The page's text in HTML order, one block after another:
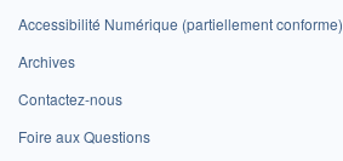
Accessibilité Numérique (partiellement conforme)
Archives
Contactez-nous
Foire aux Questions